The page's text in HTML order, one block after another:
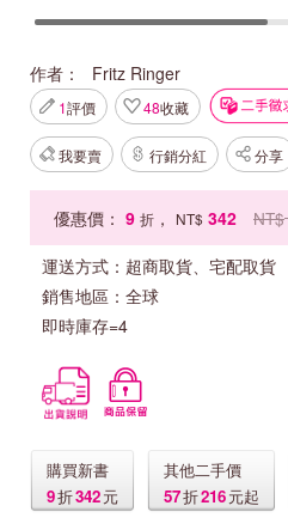
作者： Fritz Ringer
1評價 48收藏
我要賣 行銷分紅 分享
優惠價： 9 折 ， NT$ 342 NT$
運送方式： 超商取貨、宅配取貨
銷售地區： 全球
即時庫存=4
購買新書
9折342元
其他二手價
57折216元起